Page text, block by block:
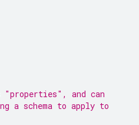
and can
a schema to apply to